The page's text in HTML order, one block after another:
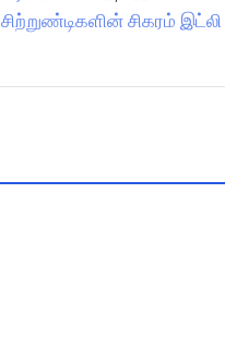
சிற்றுண்டிகளின் சிகரம் இட்லி